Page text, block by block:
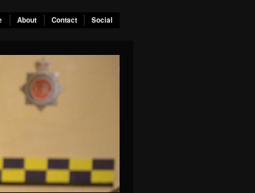
About Contact Social